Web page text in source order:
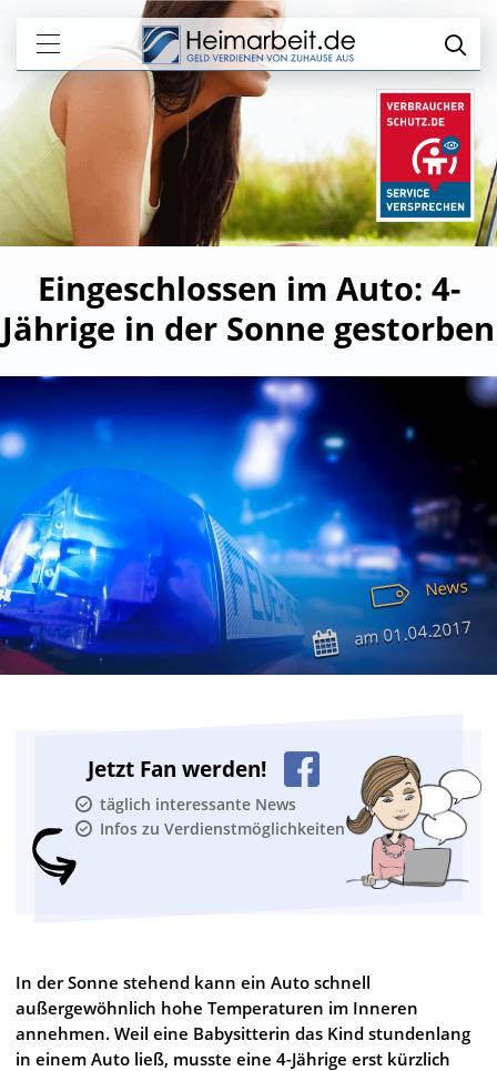
Eingeschlossen im Auto: 4-
Jährige in der Sonne gestorben
News
am01.04.2017
Jetzt Fan werden!
täglich interessante News
Infos zu Verdienstmöglichkeiten
In der Sonne stehend kann ein Auto schnell
außergewöhnlich hohe Temperaturen im Inneren
annehmen. Weil eine Babysitterin das Kind stundenlang
in einem Auto ließ, musste eine 4-Jährige erst kürzlich